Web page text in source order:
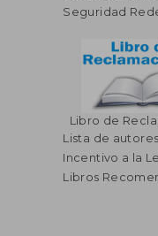
45%
dcto. $
Seguridad
Libro de
Lista de autores
Incentivo a la
Libros